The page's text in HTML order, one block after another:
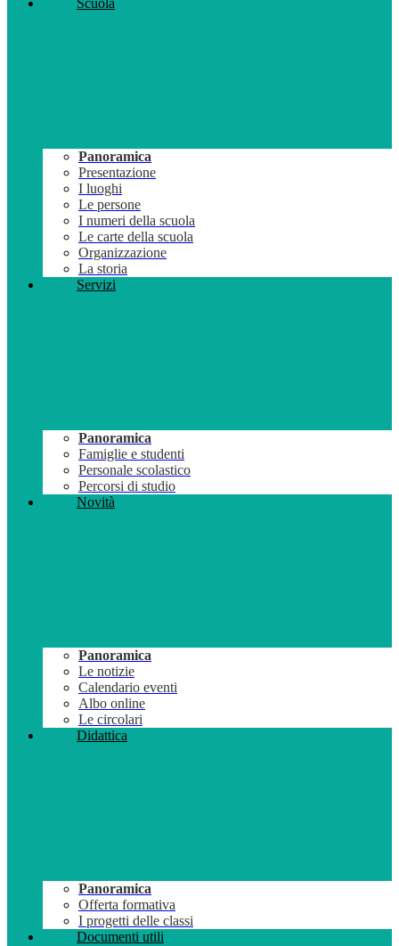
Scuola
Panoramica
Presentazione
I luoghi
Le persone
I numeri della scuola
Le carte della scuola
Organizzazione
La storia
Servizi
Panoramica
Famiglie e studenti
Personale scolastico
Percorsi di studio
Novità
Panoramica
Le notizie
Calendario eventi
Albo online
Le circolari
Didattica
Panoramica
Offerta formativa
I progetti delle classi
Documenti utili